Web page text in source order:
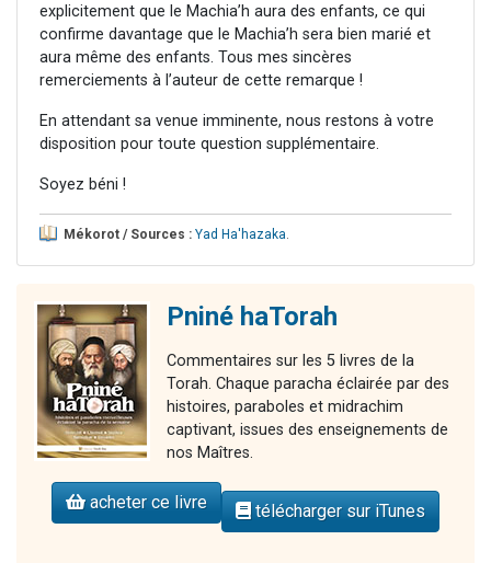
explicitement que le Machia’h aura des enfants, ce qui
confirme davantage que le Machia’h sera bien marié et
aura même des enfants. Tous mes sincères
remerciements à l’auteur de cette remarque !
En attendant sa venue imminente, nous restons à votre
disposition pour toute question supplémentaire.
Soyez béni !
Mékorot / Sources : Yad Ha'hazaka.
Pniné haTorah
Commentaires sur les 5 livres de la
Torah. Chaque paracha éclairée par des
histoires, paraboles et midrachim
captivant, issues des enseignements de
nos Maîtres.
acheter ce livre télécharger sur iTunes